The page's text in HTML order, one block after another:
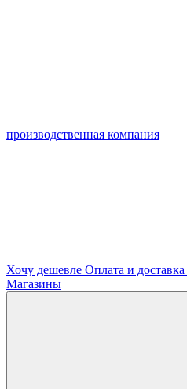
производственная компания
Хочу дешевле Оплата и доставка
Магазины